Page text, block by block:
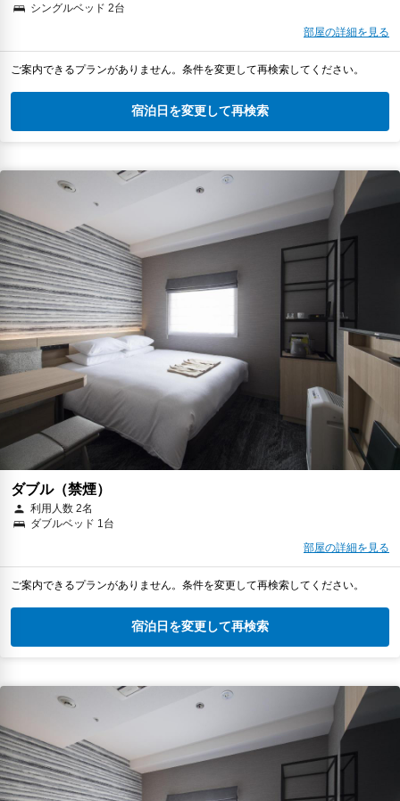
キャンセルポリシー
朝食 無料WiFi
319ポイント
2026年08月25日までキャンセル無料
シングルベッド 2台
部屋の詳細を見る
ご案内できるプランがありません。条件を変更して再検索してください。
宿泊日を変更して再検索
ダブル（禁煙）
利用人数 2名
ダブルベッド 1台
部屋の詳細を見る
ご案内できるプランがありません。条件を変更して再検索してください。
宿泊日を変更して再検索